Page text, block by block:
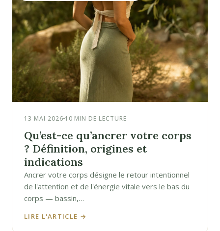
13 MAI 2026 10 MIN DE LECTURE
Qu’est-ce qu’ancrer votre corps
? Définition, origines et
indications
Ancrer votre corps désigne le retour intentionnel
de l'attention et de l'énergie vitale vers le bas du
corps — bassin,…
LIRE L'ARTICLE →